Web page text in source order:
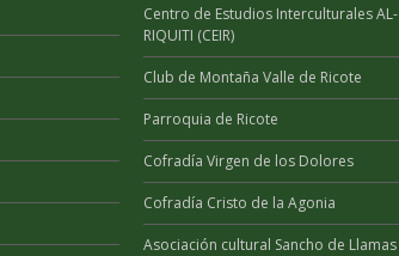
Centro de Estudios Interculturales AL-
RIQUITI (CEIR)
Club de Montaña Valle de Ricote
Parroquia de Ricote
Cofradía Virgen de los Dolores
Cofradía Cristo de la Agonia
Asociación cultural Sancho de Llamas